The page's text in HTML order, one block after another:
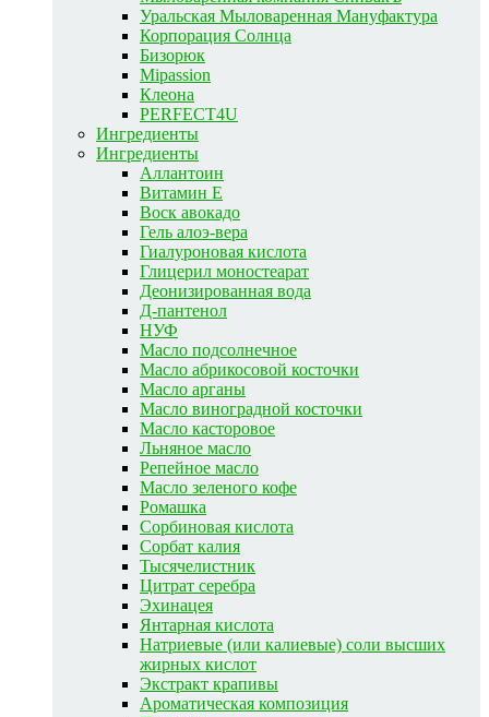
Уральская Мыловаренная Мануфактура
Корпорация Солнца
Бизорюк
Mipassion
Клеона
PERFECT4U
Ингредиенты
Ингредиенты
Аллантоин
Витамин E
Воск авокадо
Гель алоэ-вера
Гиалуроновая кислота
Глицерил моностеарат
Деонизированная вода
Д-пантенол
НУФ
Масло подсолнечное
Масло абрикосовой косточки
Масло арганы
Масло виноградной косточки
Масло касторовое
Льняное масло
Репейное масло
Масло зеленого кофе
Ромашка
Сорбиновая кислота
Сорбат калия
Тысячелистник
Цитрат серебра
Эхинацея
Янтарная кислота
Натриевые (или калиевые) соли высших
жирных кислот
Экстракт крапивы
Ароматическая композиция